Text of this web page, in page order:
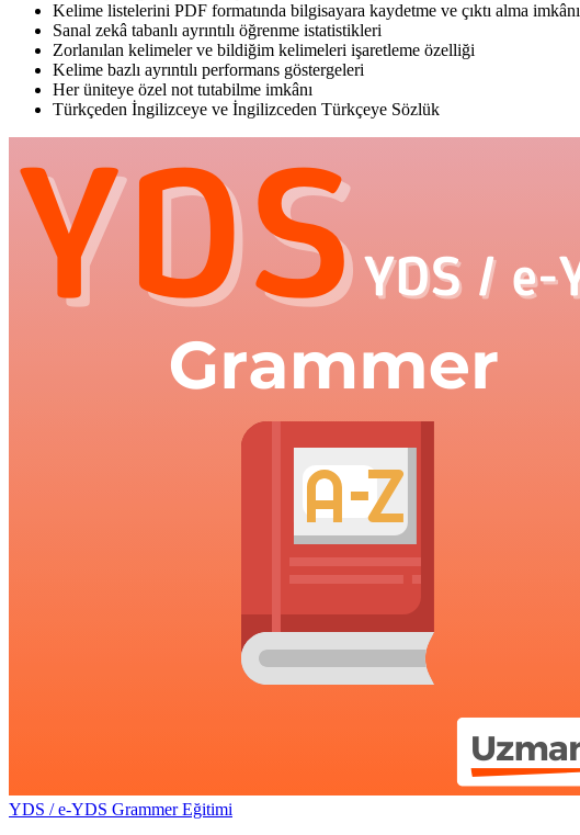
Kelime listelerini PDF formatında bilgisayara kaydetme ve çıktı alma imkânı
Sanal zekâ tabanlı ayrıntılı öğrenme istatistikleri
Zorlanılan kelimeler ve bildiğim kelimeleri işaretleme özelliği
Kelime bazlı ayrıntılı performans göstergeleri
Her üniteye özel not tutabilme imkânı
Türkçeden İngilizceye ve İngilizceden Türkçeye Sözlük
YDS / e-YDS Grammer Eğitimi